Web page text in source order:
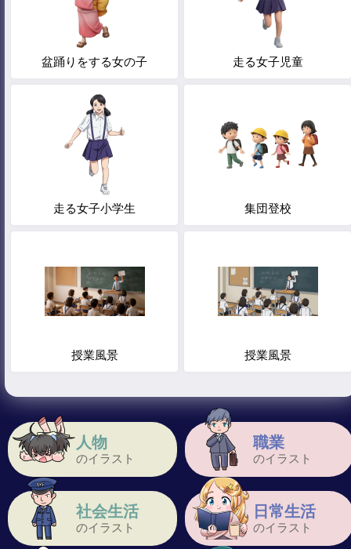
人物
のイラスト
職業
のイラスト
社会生活
のイラスト
日常生活
のイラスト
盆踊りをする女の子 走る女子児童
走る女子小学生 集団登校
授業風景 授業風景